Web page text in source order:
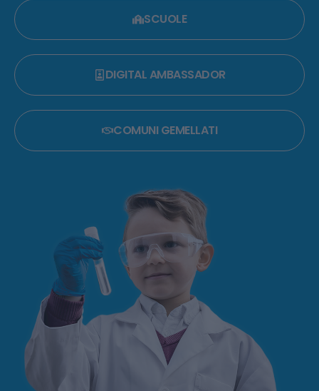
SCUOLE
DIGITAL AMBASSADOR
COMUNI GEMELLATI